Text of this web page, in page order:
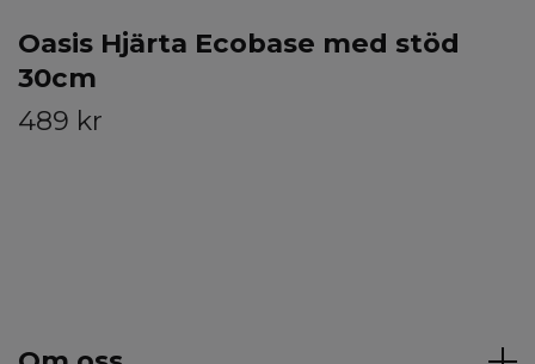
Oasis Hjärta Ecobase med stöd
30cm
489 kr